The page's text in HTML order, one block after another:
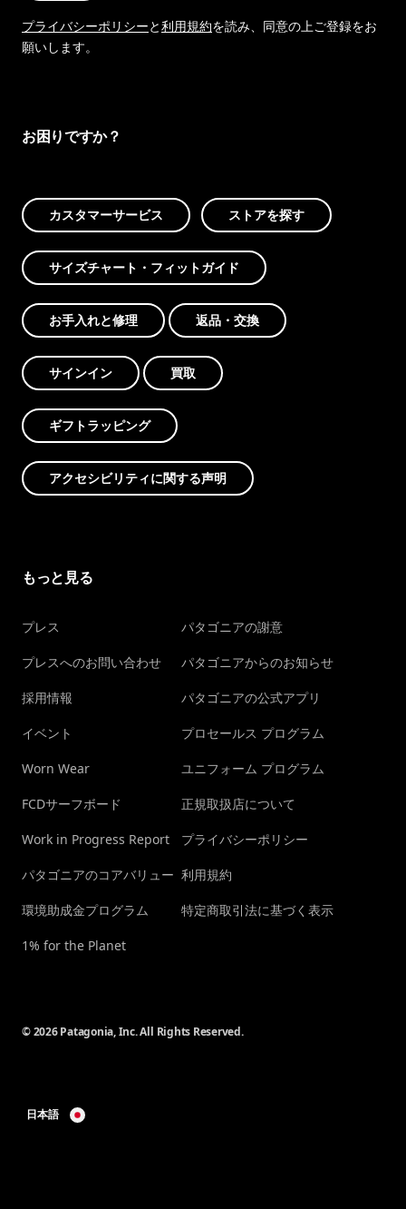
プライバシーポリシーと利用規約を読み、同意の上ご登録をお
願いします。
お困りですか？
カスタマーサービス ストアを探す
サイズチャート・フィットガイド
お手入れと修理 返品・交換
サインイン 買取
ギフトラッピング
アクセシビリティに関する声明
もっと見る
プレス
プレスへのお問い合わせ
採用情報
イベント
Worn Wear
FCDサーフボード
Work in Progress Report
パタゴニアのコアバリュー
環境助成金プログラム
1% for the Planet
パタゴニアの謝意
パタゴニアからのお知らせ
パタゴニアの公式アプリ
プロセールス プログラム
ユニフォーム プログラム
正規取扱店について
プライバシーポリシー
利用規約
特定商取引法に基づく表示
© 2026 Patagonia, Inc. All Rights Reserved.
日本語